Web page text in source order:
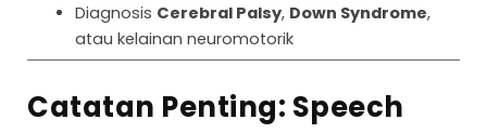
Diagnosis Cerebral Palsy, Down Syndrome,
atau kelainan neuromotorik
Catatan Penting: Speech